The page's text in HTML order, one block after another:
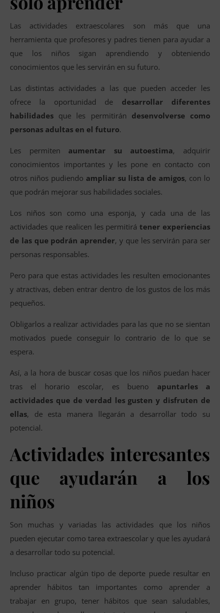
Las actividades extraescolares son más que una
herramienta que profesores y padres tienen para ayudar a
que los niños sigan aprendiendo y obteniendo
conocimientos que les servirán en su futuro.
Las distintas actividades a las que pueden acceder les
ofrece la oportunidad de desarrollar diferentes
habilidades que les permitirán desenvolverse como
personas adultas en el futuro.
Les permiten aumentar su autoestima, adquirir
conocimientos importantes y les pone en contacto con
otros niños pudiendo ampliar su lista de amigos, con lo
que podrán mejorar sus habilidades sociales.
Los niños son como una esponja, y cada una de las
actividades que realicen les permitirátener experiencias
de las que podrán aprender, y que les servirán para ser
personas responsables.
Pero para que estas actividades les resulten emocionantes
y atractivas, deben entrar dentro de los gustos de los más
pequeños.
Obligarlos a realizar actividades para las que no se sientan
motivados puede conseguir lo contrario de lo que se
espera.
Así, a la hora de buscar cosas que los niños puedan hacer
tras el horario escolar, es bueno apuntarles a
actividades que de verdad les gusten y disfruten de
ellas, de esta manera llegarán a desarrollar todo su
potencial.
Actividades interesantes
que ayudarán a los
niños
Son muchas y variadas las actividades que los niños
pueden ejecutar como tarea extraescolar y que les ayudará
a desarrollar todo su potencial.
Incluso practicar algún tipo de deporte puede resultar en
aprender hábitos tan importantes como aprender a
trabajar en grupo, tener hábitos que sean saludables,